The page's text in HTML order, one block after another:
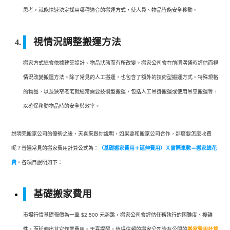
思考，就能快速決定採用哪種適合的搬運方式，使人員、物品皆能安全移動。
視情況調整搬運方法
搬家方式總會依據建築設計、物品狀態而有所改變。搬家公司會在前期溝通時評估而視
情況改變搬運方法。除了常見的人工搬運，也包含了額外的技術型搬運方式。特殊規格
的物品，以及狹窄老宅就經常需要技術型搬運，包括人工吊掛搬運或使用吊車搬運等，
以確保移動物品時的安全與效率。
說明完搬家公司的優勢之後，天喜來跟你說明，如果要和搬家公司合作，那麼要怎麼收費
呢？普遍常見的搬家費用計算公式為： （基礎搬家費用＋延伸費用）Ｘ實際車數＝搬家總花
費 。各項目說明如下：
基礎搬家費用
市場行情基礎報價為一車 $2,500 元起跳，搬家公司會評估任務執行的困難度、複雜